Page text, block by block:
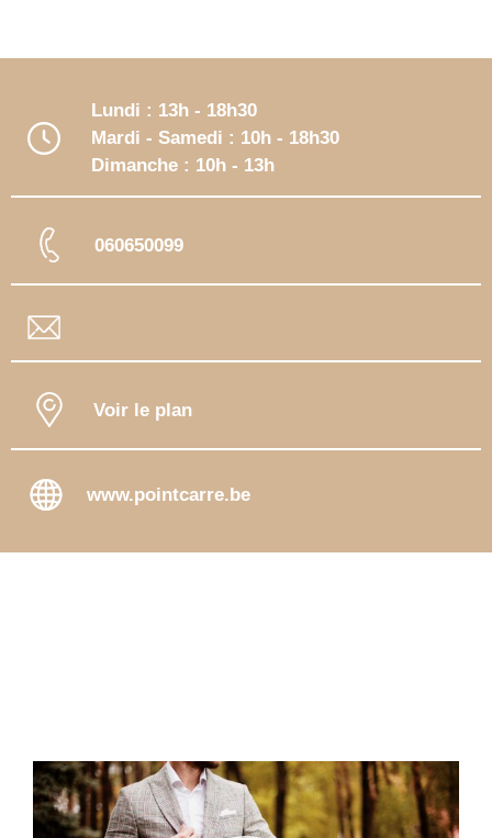
Lundi : 13h - 18h30
Mardi - Samedi : 10h - 18h30
Dimanche : 10h - 13h
060650099
Voir le plan
www.pointcarre.be